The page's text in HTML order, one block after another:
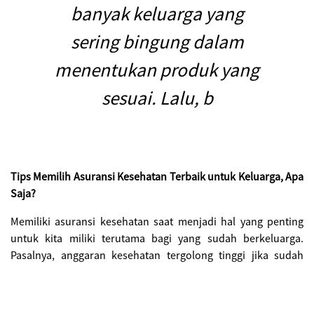
banyak keluarga yang
sering bingung dalam
menentukan produk yang
sesuai. Lalu, b
Tips Memilih Asuransi Kesehatan Terbaik untuk Keluarga, Apa
Saja?
Memiliki asuransi kesehatan saat menjadi hal yang penting
untuk kita miliki terutama bagi yang sudah berkeluarga.
Pasalnya, anggaran kesehatan tergolong tinggi jika sudah